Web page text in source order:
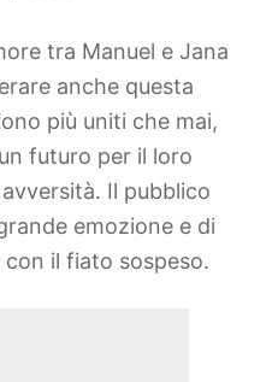
tra Manuel e Jana
anche questa
più uniti che mai,
futuro per il loro
Il pubblico
emozione e di
il fiato sospeso.